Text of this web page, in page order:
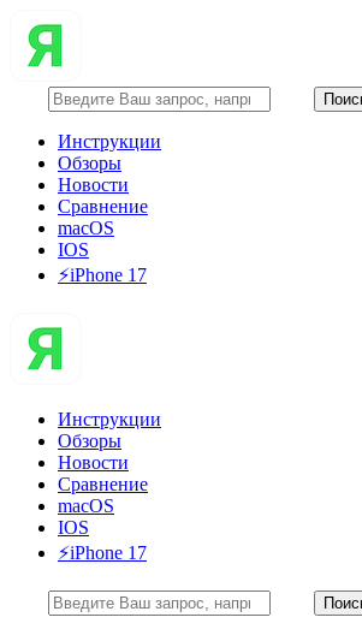
Инструкции
Обзоры
Новости
Сравнение
macOS
IOS
⚡️iPhone 17
Инструкции
Обзоры
Новости
Сравнение
macOS
IOS
⚡️iPhone 17